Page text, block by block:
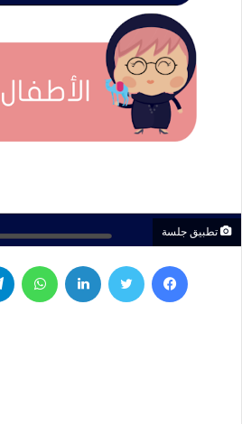
تطبيق جلسة
فيسبوك تويتر لينكدإن